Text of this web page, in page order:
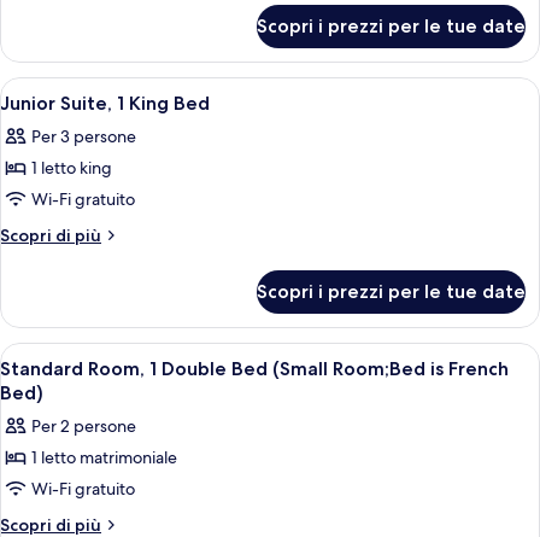
King
Bed
Room,
King
Scopri i prezzi per le tue date
Apri
tutte
le
foto
per
Junior
King
Bed
Una camera d'albergo moderna con
1
Junior Suite, 1 King Bed
Per 3 persone
1 letto king
Wi-Fi gratuito
Scopri di più
Altri
Suite,
King
Bed
Scopri i prezzi per le tue date
Apri
tutte
foto
per
Standard
Room,
Biancheria da letto di alta qualità,
4
Standard Room, 1 Double Bed (Small Room;Bed is French
Bed)
Per 2 persone
1 letto matrimoniale
Wi-Fi gratuito
Scopri di più
Altri